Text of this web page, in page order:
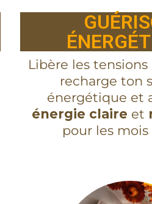
Libère les
recharge ton
énergétique et
énergie claire et
pour les mois